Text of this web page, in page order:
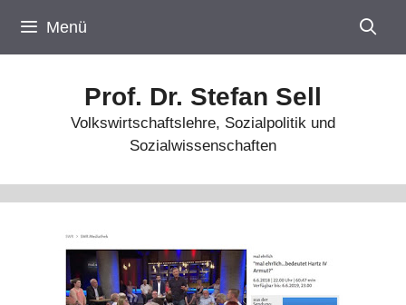
Inhalt
springen
Menü
Prof. Dr. Stefan Sell
Volkswirtschaftslehre, Sozialpolitik und
Sozialwissenschaften